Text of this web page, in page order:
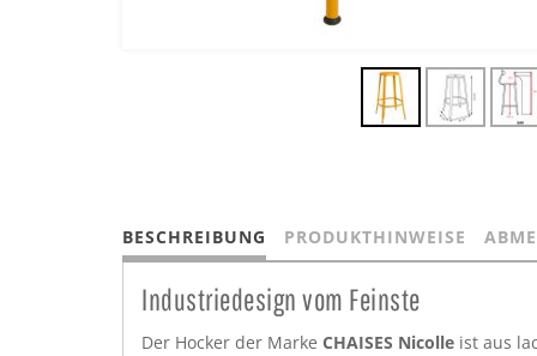
BESCHREIBUNG PRODUKTHINWEISE
Industriedesign vom Feinste
Der Hocker der Marke CHAISES Nicolle ist aus